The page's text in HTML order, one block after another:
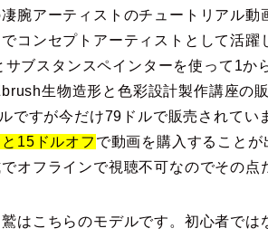
腕アーティストのチュートリアル
コンセプトアーティストとして活
ブスタンスペインターを使って1か
生物造形と色彩設計製作講座の
ですが今だけ79ドルで販売されてい
15ドルオフ で動画を購入すること
オフラインで視聴不可なのでその点
はこちらのモデルです。初心者で